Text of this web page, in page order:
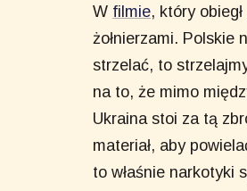
W filmie, który obiegł
żołnierzami. Polskie
strzelać, to
na to, że mimo
Ukraina stoi za tą
materiał, aby
to właśnie narkotyki